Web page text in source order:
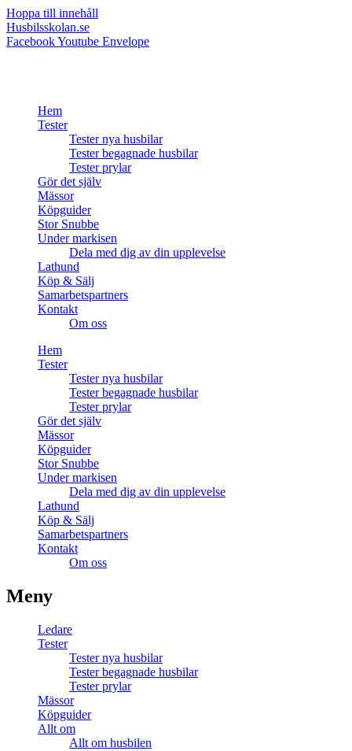
Hoppa till innehåll
Husbilsskolan.se
FacebookYoutube Envelope
Hem
Tester
Tester nya husbilar
Tester begagnade husbilar
Tester prylar
Gör det själv
Mässor
Köpguider
Stor Snubbe
Under markisen
Dela med dig av din upplevelse
Lathund
Köp & Sälj
Samarbetspartners
Kontakt
Om oss
Hem
Tester
Tester nya husbilar
Tester begagnade husbilar
Tester prylar
Gör det själv
Mässor
Köpguider
Stor Snubbe
Under markisen
Dela med dig av din upplevelse
Lathund
Köp & Sälj
Samarbetspartners
Kontakt
Om oss
Meny
Ledare
Tester
Tester nya husbilar
Tester begagnade husbilar
Tester prylar
Mässor
Köpguider
Allt om
Allt om husbilen